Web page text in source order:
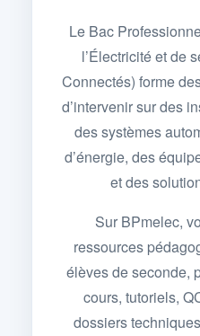
Le Bac
l’Électricité et de
Connectés) forme
d’intervenir sur des
des systèmes
d’énergie, des
et des
Sur BPmelec,
ressources
élèves de seconde,
cours, tutoriels,
dossiers